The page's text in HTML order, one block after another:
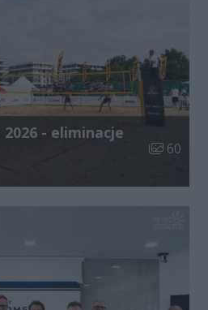
2026 - eliminacje
Liczba
60